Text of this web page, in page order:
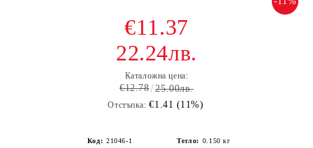
€11.37
22.24лв.
Каталожна цена:
€12.78 25.00лв.
Отстъпка: €1.41 (11%)
Код: 21046-1 Тегло: 0.150 кг